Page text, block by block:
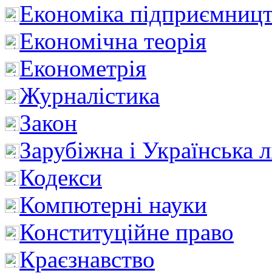
Економіка
Економічна теорія
Економетрія
Журналістика
Закон
Зарубіжна і Українська
Кодекси
Компютерні науки
Конституційне право
Краєзнавство